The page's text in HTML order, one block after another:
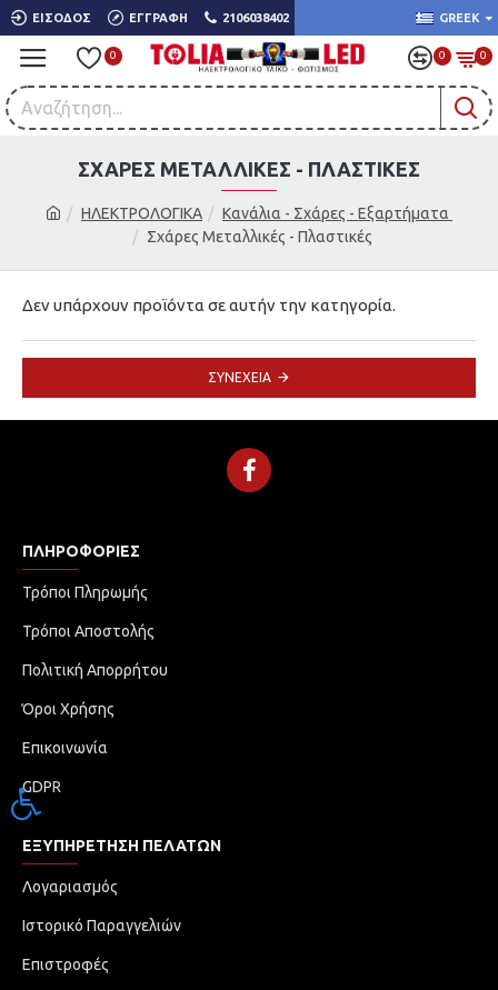
Προσβασιμότητα
ΕΊΣΟΔΟΣ ΕΓΓΡΑΦΉ 2106038402 GREEK
0 0 0
ΗΛΕΚΤΡΟΛΟΓΙΚΑ
Κανάλια - Σχάρες - Εξαρτήματα
Σχάρες Μεταλλικές - Πλαστικές
ΣΧΆΡΕΣ ΜΕΤΑΛΛΙΚΈΣ - ΠΛΑΣΤΙΚΈΣ
Δεν υπάρχουν προϊόντα σε αυτήν την κατηγορία.
ΣΥΝΈΧΕΙΑ
ΠΛΗΡΟΦΟΡΊΕΣ
Τρόποι Πληρωμής
Τρόποι Αποστολής
Πολιτική Απορρήτου
Όροι Χρήσης
Επικοινωνία
GDPR
ΕΞΥΠΗΡΈΤΗΣΗ ΠΕΛΑΤΏΝ
Λογαριασμός
Ιστορικό Παραγγελιών
Επιστροφές